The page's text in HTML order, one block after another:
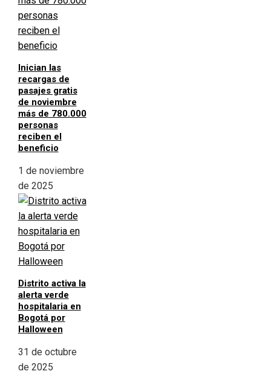
Inician las
recargas de
pasajes gratis
de noviembre
más de 780.000
personas
reciben el
beneficio
1 de noviembre
de 2025
Distrito activa la
alerta verde
hospitalaria en
Bogotá por
Halloween
31 de octubre
de 2025